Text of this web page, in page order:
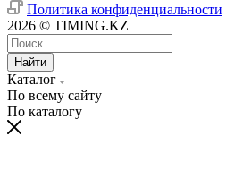
Политика конфиденциальности
2026 © TIMING.KZ
Найти
Каталог
По всему сайту
По каталогу